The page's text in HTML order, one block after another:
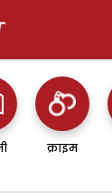
क्राइम